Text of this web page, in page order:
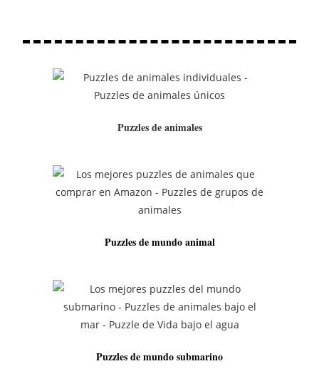
Puzzles de animales
Puzzles de mundo animal
Puzzles de mundo submarino